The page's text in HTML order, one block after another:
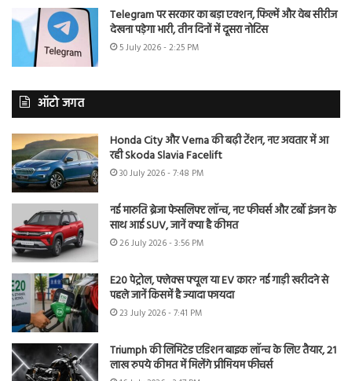
Telegram पर सरकार का बड़ा एक्शन, फिल्में और वेब सीरीज
देखना पड़ेगा भारी, तीन दिनों में दूसरा नोटिस
5 July 2026 - 2:25 PM
ऑटो जगत
Honda City और Verna की बढ़ी टेंशन, नए अवतार में आ
रही Skoda Slavia Facelift
30 July 2026 - 7:48 PM
नई मारुति ब्रेजा फेसलिफ्ट लॉन्च, नए फीचर्स और टर्बो इंजन के
साथ आई SUV, जानें क्या है कीमत
26 July 2026 - 3:56 PM
E20 पेट्रोल, फ्लेक्स फ्यूल या EV कार? नई गाड़ी खरीदने से
पहले जानें किसमें है ज्यादा फायदा
23 July 2026 - 7:41 PM
Triumph की लिमिटेड एडिशन बाइक लॉन्च के लिए तैयार, 21
लाख रुपये कीमत में मिलेंगे प्रीमियम फीचर्स